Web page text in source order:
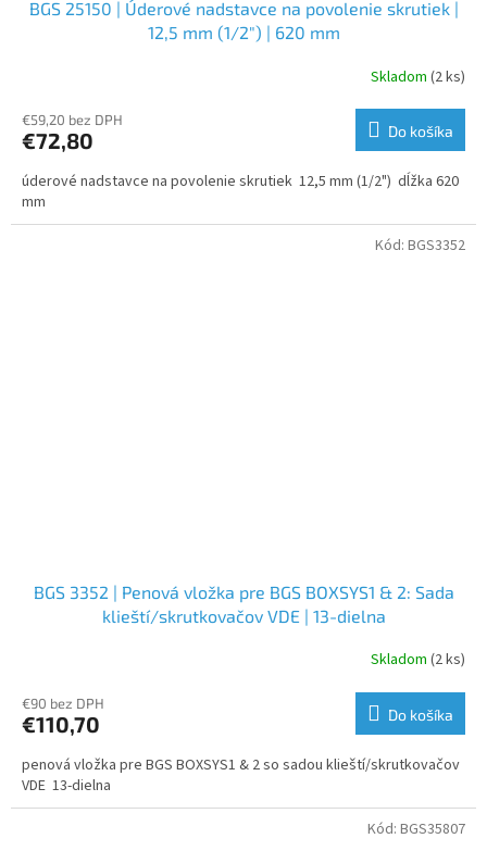
BGS 25150 | Úderové nadstavce na povolenie skrutiek |
12,5 mm (1/2") | 620 mm
Skladom (2 ks)
€59,20 bez DPH
€72,80 Do košíka
úderové nadstavce na povolenie skrutiek 12,5 mm (1/2") dĺžka 620
mm
BGS 3352 | Penová vložka pre BGS BOXSYS1 & 2: Sada
klieští/skrutkovačov VDE | 13-dielna
Skladom (2 ks)
€90 bez DPH
€110,70 Do košíka
penová vložka pre BGS BOXSYS1 & 2 so sadou klieští/skrutkovačov
VDE 13-dielna
Kód: BGS3352
Kód: BGS35807